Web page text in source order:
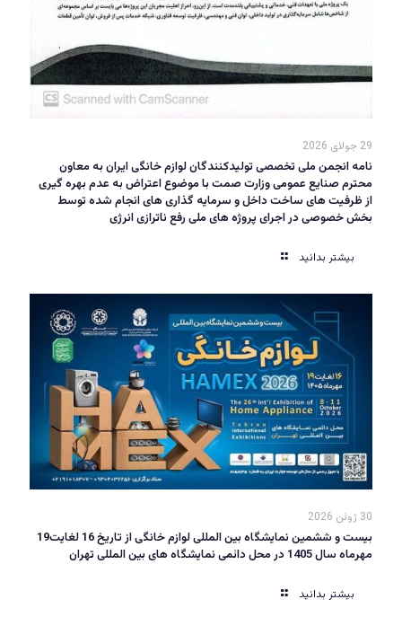
29 جولای 2026
نامه انجمن ملی تخصصی تولیدکنندگان لوازم خانگی ایران به معاون
محترم صنایع عمومی وزارت صمت با موضوع اعتراض به عدم بهره گیری
از ظرفیت های ساخت داخل و سرمایه گذاری های انجام شده توسط
بخش خصوصی در اجرای پروژه های ملی رفع ناترازی انرژی
بیشتر بدانید
30 ژوئن 2026
بیست و ششمین نمایشگاه بین المللی لوازم خانگی از تاریخ 16 لغایت19
مهرماه سال 1405 در محل دائمی نمایشگاه های بین المللی تهران
بیشتر بدانید